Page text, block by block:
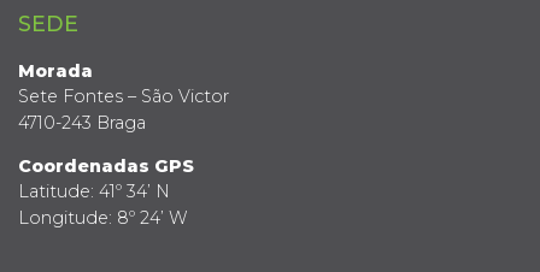
SEDE
Morada
Sete Fontes – São Victor
4710-243 Braga
Coordenadas GPS
Latitude: 41º 34’ N
Longitude: 8º 24’ W